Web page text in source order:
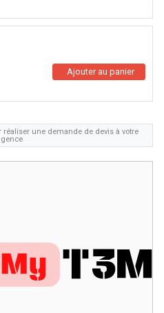
une demande de devis à votre
Ajouter au panier